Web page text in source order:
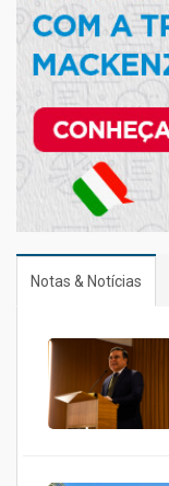
Notas & Notícias